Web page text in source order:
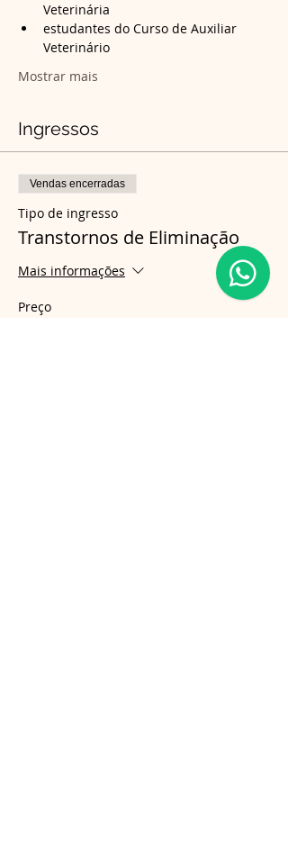
Veterinária
estudantes do Curso de Auxiliar
Veterinário
Mostrar mais
Ingressos
Vendas encerradas
Tipo de ingresso
Transtornos de Eliminação
Mais informações
Preço